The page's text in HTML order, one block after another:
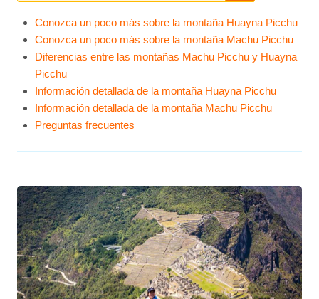
Conozca un poco más sobre la montaña Huayna Picchu
Conozca un poco más sobre la montaña Machu Picchu
Diferencias entre las montañas Machu Picchu y Huayna
Picchu
Información detallada de la montaña Huayna Picchu
Información detallada de la montaña Machu Picchu
Preguntas frecuentes